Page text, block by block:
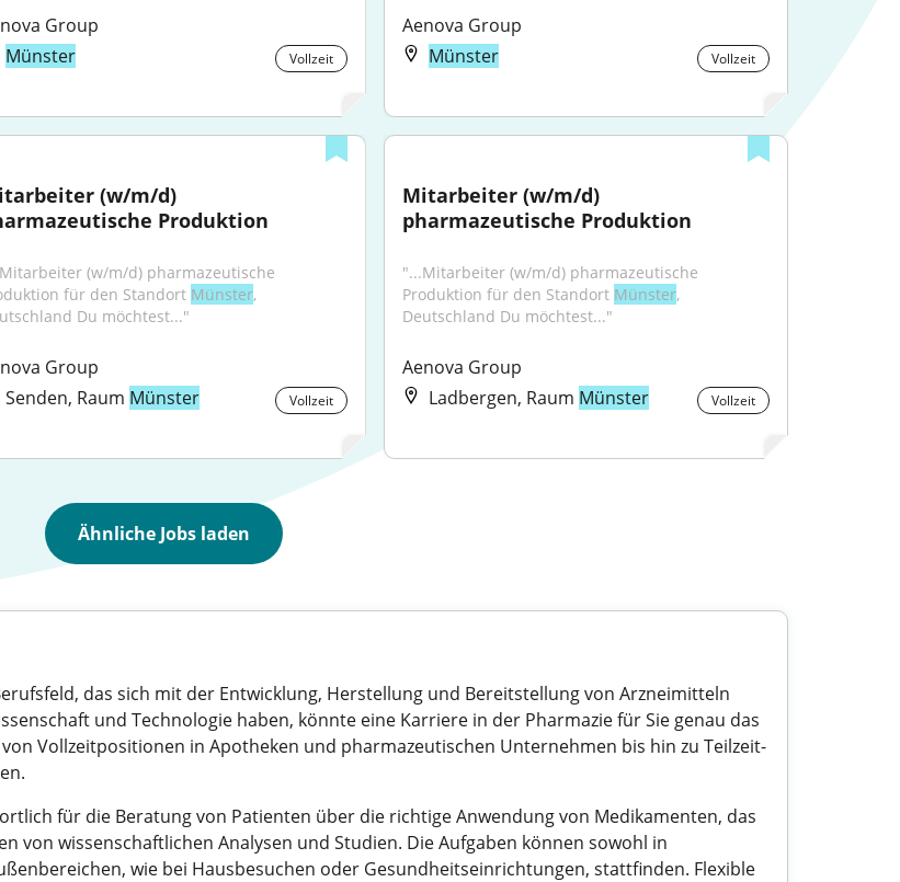
Group
Münster
Vollzeit
Aenova Group
Münster
Vollzeit
(w/m/d)
Produktion
(w/m/d) pharmazeutische
für den Standort Münster,
Du möchtest..."
Group
Senden, Raum Münster Vollzeit
Mitarbeiter (w/m/d)
pharmazeutische Produktion
"...Mitarbeiter (w/m/d) pharmazeutische
Produktion für den Standort Münster,
Deutschland Du möchtest..."
Aenova Group
Ladbergen, Raum Münster Vollzeit
Ähnliche Jobs laden
das sich mit der Entwicklung, Herstellung und Bereitstellung von Arzneimitteln
und Technologie haben, könnte eine Karriere in der Pharmazie für Sie genau das
Vollzeitpositionen in Apotheken und pharmazeutischen Unternehmen bis hin zu Teilzeit-
für die Beratung von Patienten über die richtige Anwendung von Medikamenten, das
von wissenschaftlichen Analysen und Studien. Die Aufgaben können sowohl in
wie bei Hausbesuchen oder Gesundheitseinrichtungen, stattfinden. Flexible